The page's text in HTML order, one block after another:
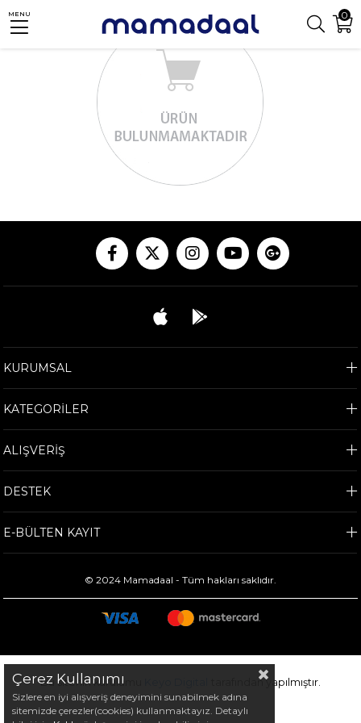
0
MENU
KURUMSAL
KATEGORİLER
ALIŞVERİŞ
DESTEK
E-BÜLTEN KAYIT
© 2024 Mamadaal - Tüm hakları saklıdır.
Bu sitenin kurulumu tarafından yapılmıştır.
Çerez Kullanımı
Sizlere en iyi alışveriş deneyimini sunabilmek adına
sitemizde çerezler(cookies) kullanmaktayız. Detaylı